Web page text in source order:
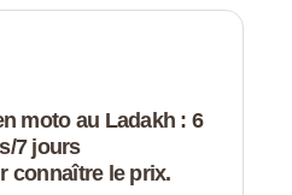
moto au Ladakh : 6
7 jours
connaître le prix.